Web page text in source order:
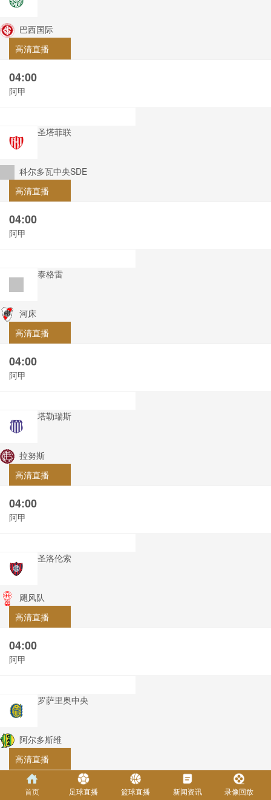
巴西国际
高清直播
04:00
阿甲
圣塔菲联
科尔多瓦中央SDE
高清直播
04:00
阿甲
泰格雷
河床
高清直播
04:00
阿甲
塔勒瑞斯
拉努斯
高清直播
04:00
阿甲
圣洛伦索
飓风队
高清直播
04:00
阿甲
罗萨里奥中央
阿尔多斯维
高清直播
04:00
首页 足球直播 篮球直播 新闻资讯 录像回放